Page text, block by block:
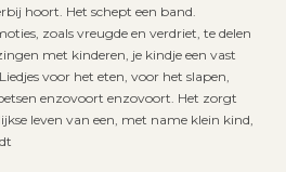
hoort. Het schept een band.
zoals vreugde en verdriet, te delen
met kinderen, je kindje een vast
voor het eten, voor het slapen,
enzovoort enzovoort. Het zorgt
leven van een, met name klein kind,